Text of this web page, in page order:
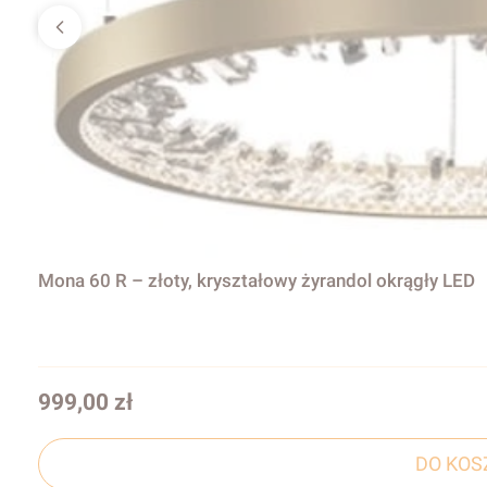
Mona 60 R – złoty, kryształowy żyrandol okrągły LED
Cena
999,00 zł
DO